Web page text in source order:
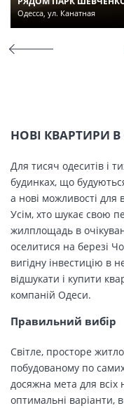
Одесса, ул. Канатная
НОВІ КВАРТИРИ В
Для тисяч одеситів і
будинках, що
а нові можливості
Усім, хто шукає свою
жилплощадь в
оселитися на березі
вигідну інвестицію в
відшукати і купити
компаній Одеси.
Правильний вибір
Світле, просторе
побудованому по
досяжна мета для всіх
оптимальні варіанти,